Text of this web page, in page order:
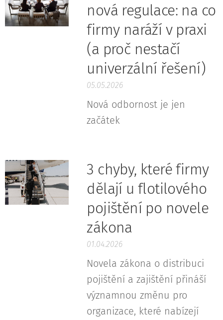
nová regulace: na co
firmy naráží v praxi
(a proč nestačí
univerzální řešení)
05.05.2026
Nová odbornost je jen
začátek
3 chyby, které firmy
dělají u flotilového
pojištění po novele
zákona
01.04.2026
Novela zákona o distribuci
pojištění a zajištění přináší
významnou změnu pro
organizace, které nabízejí